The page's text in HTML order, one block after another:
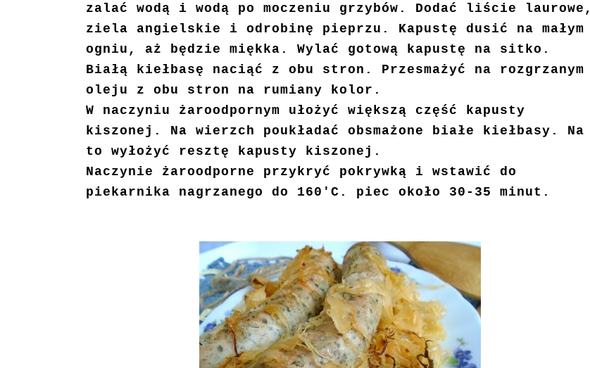
zalać wodą i wodą po moczeniu grzybów. Dodać liście laurowe,
ziela angielskie i odrobinę pieprzu. Kapustę dusić na małym
ogniu, aż będzie miękka. Wylać gotową kapustę na sitko.
Białą kiełbasę naciąć z obu stron. Przesmażyć na rozgrzanym
oleju z obu stron na rumiany kolor.
W naczyniu żaroodpornym ułożyć większą część kapusty
kiszonej. Na wierzch poukładać obsmażone białe kiełbasy. Na
to wyłożyć resztę kapusty kiszonej.
Naczynie żaroodporne przykryć pokrywką i wstawić do
piekarnika nagrzanego do 160'C. piec około 30-35 minut.